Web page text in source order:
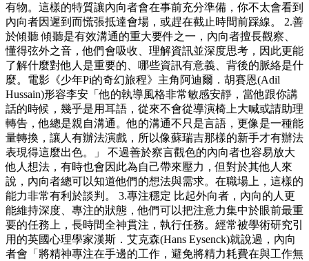
有物。這樣的特質讓內向者會在事前充分準備，你不太會看到
內向者因遲到而慌張抵達會場，或趕在截止時間前踩線。 2.善
於傾聽 傾聽是有效溝通的重大要件之一，內向者擅長觀察、
懂得弦外之音，他們會吸收、理解資訊並深度思考，因此更能
了解什麼對他人是重要的、哪些資訊有意義、背後的脈絡是什
麼。電影《少年Pi的奇幻旅程》主角阿迪爾．胡賽恩(Adil
Hussain)形容李安「他的執導風格非常敏感安靜，當他跟你講
話的時候，幾乎是用耳語，從來不會從導演椅上大喊或請助理
轉告，他總是親自溝通。他的溝通不只是言語，更像是一種能
量轉換，讓人有辦法演戲，所以像蘇瑞吉那樣的新手才有辦法
表現得這麼出色。」 不過善於察言觀色的內向者也容易放大
他人想法，有時也會因此為自己帶來壓力，但對於其他人來
說，內向者總可以知道他們的想法與需求。在職場上，這樣的
能力非常有利於談判。 3.專注穩定 比起外向者，內向的人更
能維持深度、專注的狀態，他們可以把注意力集中於眼前最重
要的任務上，長時間全神貫注，執行任務。經常被學術研究引
用的英國心理學家漢斯．艾克森(Hans Eysenck)就說過，內向
者會「將精神專注在手邊的工作，避免將精力耗費在與工作無